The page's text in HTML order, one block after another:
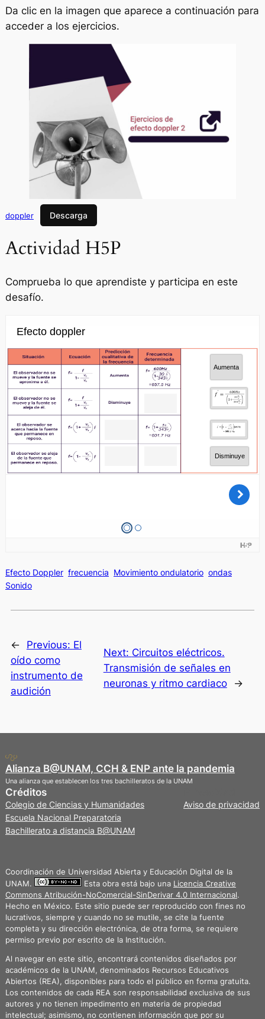
Da clic en la imagen que aparece a continuación para
acceder a los ejercicios.
doppler Descarga
Actividad H5P
Comprueba lo que aprendiste y participa en este
desafío.
Efecto Doppler frecuencia Movimiento ondulatorio ondas
Sonido
← Previous: El
oído como
instrumento de
audición
Next: Circuitos eléctricos.
Transmisión de señales en
neuronas y ritmo cardiaco
→
Alianza B@UNAM, CCH & ENP ante la pandemia
Una alianza que establecen los tres bachilleratos de la UNAM
Créditos
Colegio de Ciencias y Humanidades
Escuela Nacional Preparatoria
Bachillerato a distancia B@UNAM
Aviso de privacidad
Coordinación de Universidad Abierta y Educación Digital de la
UNAM.
Esta obra está bajo una Licencia Creative
Commons Atribución-NoComercial-SinDerivar 4.0 Internacional.
Hecho en México. Este sitio puede ser reproducido con fines no
lucrativos, siempre y cuando no se mutile, se cite la fuente
completa y su dirección electrónica, de otra forma, se requiere
permiso previo por escrito de la Institución.
Al navegar en este sitio, encontrará contenidos diseñados por
académicos de la UNAM, denominados Recursos Educativos
Abiertos (REA), disponibles para todo el público en forma gratuita.
Los contenidos de cada REA son responsabilidad exclusiva de sus
autores y no tienen impedimento en materia de propiedad
intelectual; asimismo, no contienen información que por su